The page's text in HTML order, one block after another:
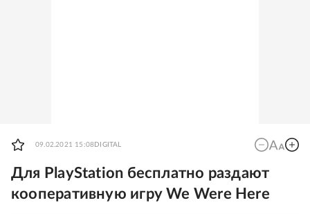
09.02.2021 15:08 DIGITAL
Для PlayStation бесплатно раздают
кооперативную игру We Were Here